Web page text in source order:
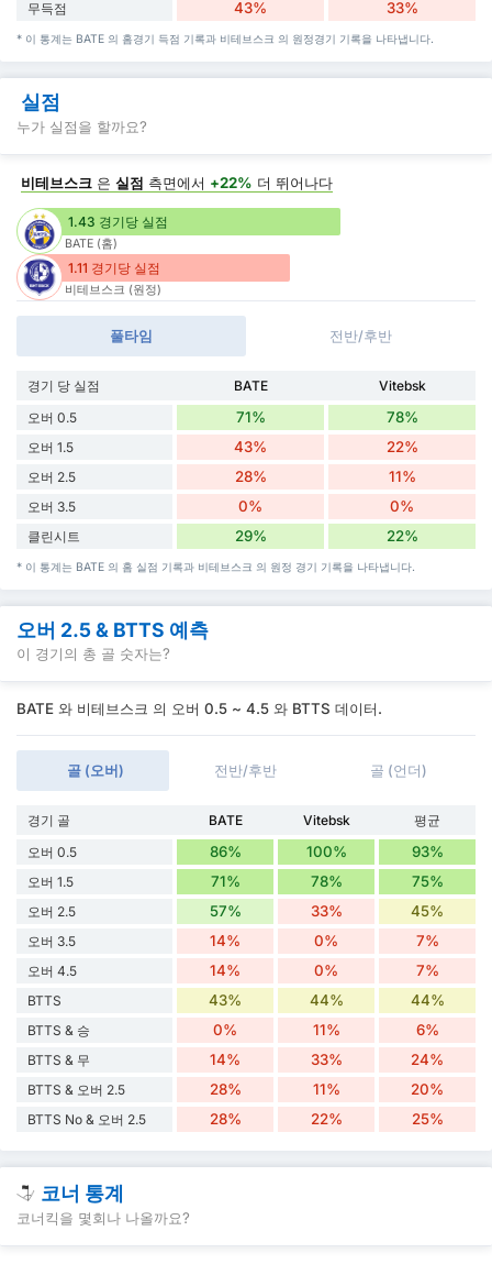
무득점 43% 33%
* 이 통계는 BATE 의 홈경기 득점 기록과 비테브스크 의 원정경기 기록을 나타냅니다.
실점
누가 실점을 할까요?
비테브스크 은 실점 측면에서 +22% 더 뛰어나다
1.43 경기당 실점
BATE (홈)
1.11 경기당 실점
비테브스크 (원정)
풀타임 전반/후반
경기 당 실점 BATE
Vitebsk
오버 0.5
71% 78%
오버 1.5 43% 22%
오버 2.5 28% 11%
오버 3.5 0% 0%
클린시트 29% 22%
* 이 통계는 BATE 의 홈 실점 기록과 비테브스크 의 원정 경기 기록을 나타냅니다.
오버 2.5 & BTTS 예측
이 경기의 총 골 숫자는?
BATE 와 비테브스크 의 오버 0.5 ~ 4.5 와 BTTS 데이터.
골 (오버) 전반/후반 골 (언더)
경기 골 BATE Vitebsk
평균
오버 0.5
86% 100% 93%
오버 1.5 71% 78% 75%
오버 2.5 57% 33% 45%
오버 3.5 14% 0% 7%
오버 4.5 14% 0% 7%
BTTS 43% 44% 44%
BTTS & 승 0% 11% 6%
BTTS & 무 14% 33% 24%
BTTS & 오버 2.5 28% 11% 20%
BTTS No & 오버 2.5 28% 22% 25%
코너 통계
코너킥을 몇회나 나올까요?